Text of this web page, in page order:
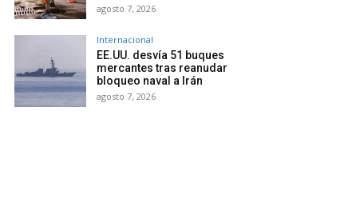
agosto 7, 2026
Internacional
EE.UU. desvía 51 buques
mercantes tras reanudar
bloqueo naval a Irán
agosto 7, 2026